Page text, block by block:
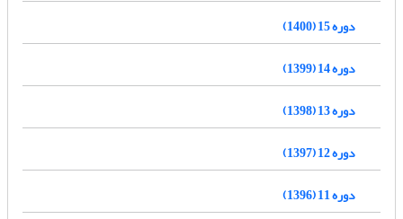
دوره 15 (1400)
دوره 14 (1399)
دوره 13 (1398)
دوره 12 (1397)
دوره 11 (1396)